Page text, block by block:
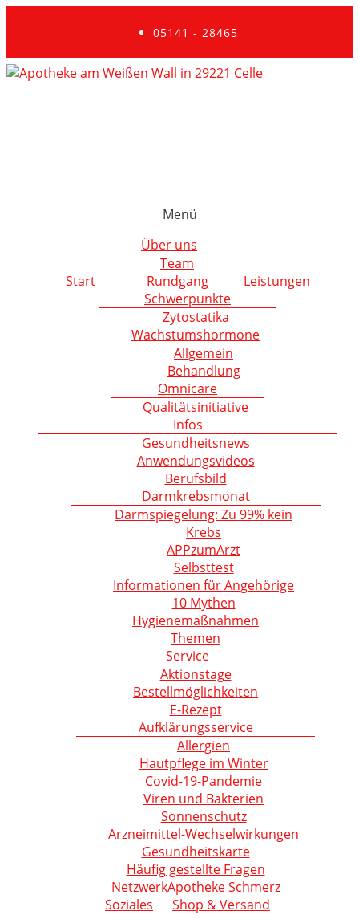
05141 - 28465
Menü
Start
Über uns
Team
Rundgang
Leistungen
Schwerpunkte
Zytostatika
Wachstumshormone
Allgemein
Behandlung
Omnicare
Qualitätsinitiative
Infos
Gesundheitsnews
Anwendungsvideos
Berufsbild
Darmkrebsmonat
Darmspiegelung: Zu 99% kein
Krebs
APPzumArzt
Selbsttest
Informationen für Angehörige
10 Mythen
Hygienemaßnahmen
Themen
Service
Aktionstage
Bestellmöglichkeiten
E-Rezept
Aufklärungsservice
Allergien
Hautpflege im Winter
Covid-19-Pandemie
Viren und Bakterien
Sonnenschutz
Arzneimittel-Wechselwirkungen
Gesundheitskarte
Häufig gestellte Fragen
NetzwerkApotheke Schmerz
Soziales
Shop & Versand